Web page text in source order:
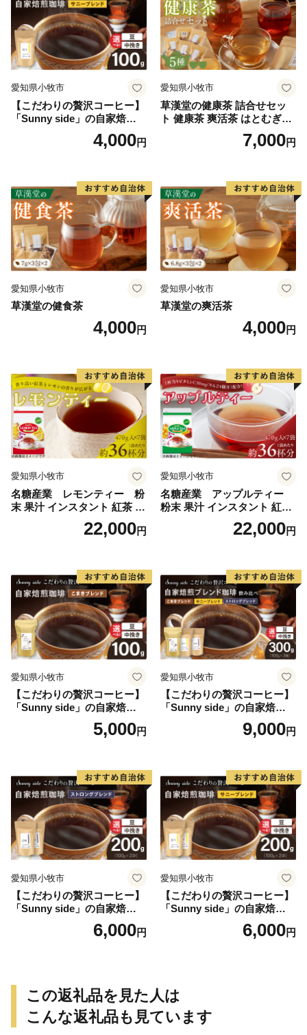
愛知県小牧市
【こだわりの贅沢コーヒー】
「Sunny side」の自家焙煎珈
琲サニーブレンド（100g）
4,000円
愛知県小牧市
草漢堂の健康茶 詰合せセッ
ト 健康茶 爽活茶 はとむぎ茶
温補茶 健食茶 和漢紅茶 お茶
7,000円
愛知県小牧市
草漢堂の健食茶
4,000円
愛知県小牧市
草漢堂の爽活茶
4,000円
愛知県小牧市
名糖産業 レモンティー 粉
末 果汁 インスタント 紅茶 ビ
タミンC 袋 ロングセラー 粉
末飲料 粉末茶 簡単 手軽 ホッ
22,000円
愛知県小牧市
名糖産業 アップルティー
粉末 果汁 インスタント 紅茶
ティー ビタミンC 袋 ロング
セラー 粉末飲料 粉末茶 簡単
22,000円
愛知県小牧市
【こだわりの贅沢コーヒー】
「Sunny side」の自家焙煎珈
琲こまきブレンド（100g）
5,000円
愛知県小牧市
【こだわりの贅沢コーヒー】
「Sunny side」の自家焙煎珈
琲ブレンド珈琲飲み比べセッ
9,000円
愛知県小牧市
【こだわりの贅沢コーヒー】
「Sunny side」の自家焙煎珈
琲ストロングブレンド（200
6,000円
愛知県小牧市
【こだわりの贅沢コーヒー】
「Sunny side」の自家焙煎珈
琲サニーブレンド（200g）
6,000円
この返礼品を見た人は
こんな返礼品も見ています